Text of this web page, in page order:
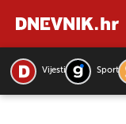
Vijesti Sport
PRETRAŽITE VIJESTI